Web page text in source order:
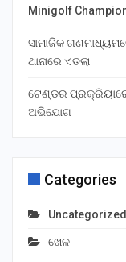
Minigolf
ସାମାଜିକ
ଥାନାରେ ଏତଲା
ଟେଣ୍ଡର
ଅଭିଯୋଗ
Categories
Uncategorized
ଖେଳ